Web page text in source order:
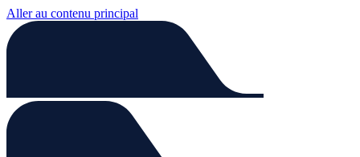
Aller au contenu principal